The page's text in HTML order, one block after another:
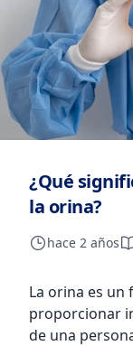
¿Qué
la orina?
hace 2 años
La orina es
proporcionar
de una